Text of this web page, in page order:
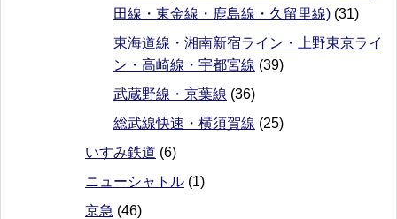
田線・東金線・鹿島線・久留里線) (31)
東海道線・湘南新宿ライン・上野東京ライ
ン・高崎線・宇都宮線 (39)
武蔵野線・京葉線 (36)
総武線快速・横須賀線 (25)
いすみ鉄道 (6)
ニューシャトル (1)
京急 (46)